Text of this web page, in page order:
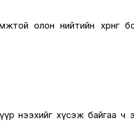
олон нийтийн хөрөнгө
нээхийг хүсэж байгаа ч